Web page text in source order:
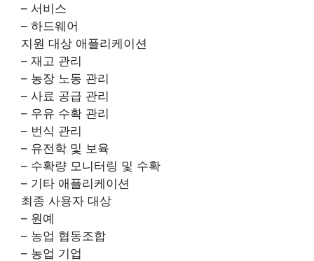
– 서비스
– 하드웨어
지원 대상 애플리케이션
– 재고 관리
– 농장 노동 관리
– 사료 공급 관리
– 우유 수확 관리
– 번식 관리
– 유전학 및 보육
– 수확량 모니터링 및 수확
– 기타 애플리케이션
최종 사용자 대상
– 원예
– 농업 협동조합
– 농업 기업